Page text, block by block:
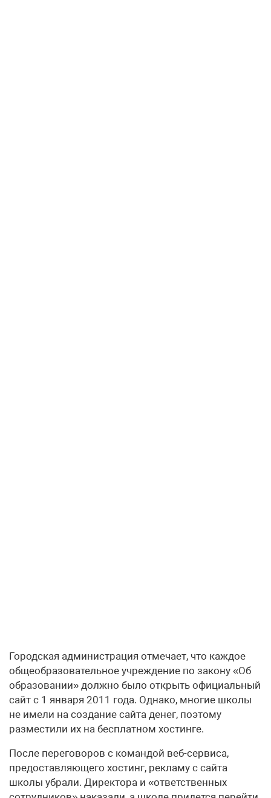
Городская администрация отмечает, что каждое
общеобразовательное учреждение по закону «Об
образовании» должно было открыть официальный
сайт с 1 января 2011 года. Однако, многие школы
не имели на создание сайта денег, поэтому
разместили их на бесплатном хостинге.
После переговоров с командой веб-сервиса,
предоставляющего хостинг, рекламу с сайта
школы убрали. Директора и «ответственных